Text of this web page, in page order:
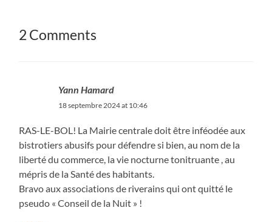
2 Comments
Yann Hamard
18 septembre 2024 at 10:46
RAS-LE-BOL! La Mairie centrale doit être inféodée aux
bistrotiers abusifs pour défendre si bien, au nom de la
liberté du commerce, la vie nocturne tonitruante , au
mépris de la Santé des habitants.
Bravo aux associations de riverains qui ont quitté le
pseudo « Conseil de la Nuit » !